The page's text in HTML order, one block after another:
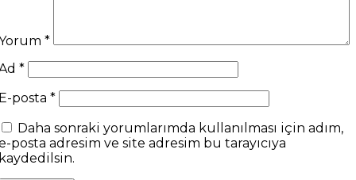
*
*
posta *
Daha sonraki yorumlarımda kullanılması için adım,
posta adresim ve site adresim bu tarayıcıya